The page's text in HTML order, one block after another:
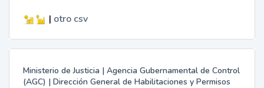
| otro csv
Ministerio de Justicia | Agencia Gubernamental de Control
(AGC) | Dirección General de Habilitaciones y Permisos